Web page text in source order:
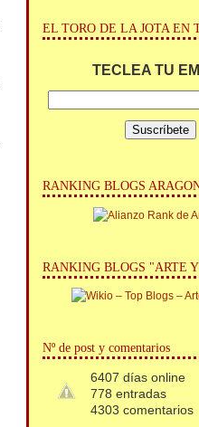
EL TORO DE LA JOTA EN
TECLEA TU
RANKING BLOGS
RANKING BLOGS "ARTE
Nº de post y comentarios
6407 días online
778 entradas
4303 comentarios